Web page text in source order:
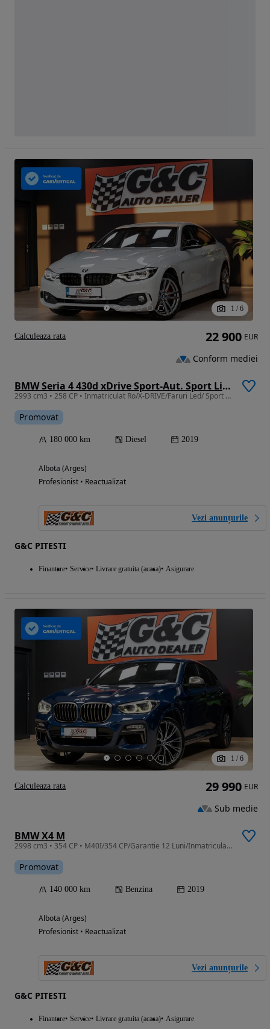
1 / 6
BMW Seria 4 430d xDrive Sport-Aut. Sport Line
2993 cm3 • 258 CP • Inmatriculat Ro/X-DRIVE/Faruri Led/ Sport Line
Promovat
180 000 km Diesel 2019
Albota (Arges)
Profesionist • Reactualizat
Vezi anunțurile
G&C PITESTI
Finantare Service Livrare gratuita (acasa) Asigurare
22 900 EUR
Conform mediei
Calculeaza rata
1 / 6
BMW X4 M
2998 cm3 • 354 CP • M40I/354 CP/Garantie 12 Luni/Inmatriculat RO/FARURI LED
Promovat
140 000 km Benzina 2019
Albota (Arges)
Profesionist • Reactualizat
Vezi anunțurile
G&C PITESTI
Finantare Service Livrare gratuita (acasa) Asigurare
29 990 EUR
Sub medie
Calculeaza rata